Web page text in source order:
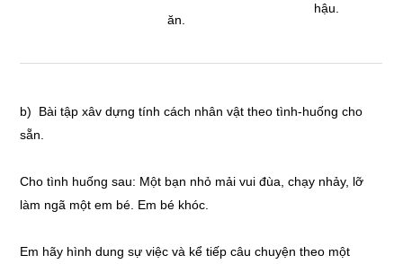
ăn.
hậu.
b) Bài tập xâv dựng tính cách nhân vật theo tình-huống cho
sẵn.
Cho tình huống sau: Một bạn nhỏ mải vui đùa, chạy nhảy, lỡ
làm ngã một em bé. Em bé khóc.
Em hãy hình dung sự việc và kể tiếp câu chuyện theo một